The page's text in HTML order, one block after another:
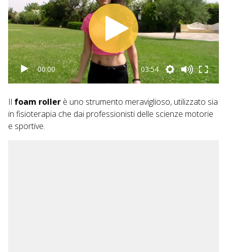
00:00 03:54
Il foam roller è uno strumento meraviglioso, utilizzato sia
in fisioterapia che dai professionisti delle scienze motorie
e sportive.